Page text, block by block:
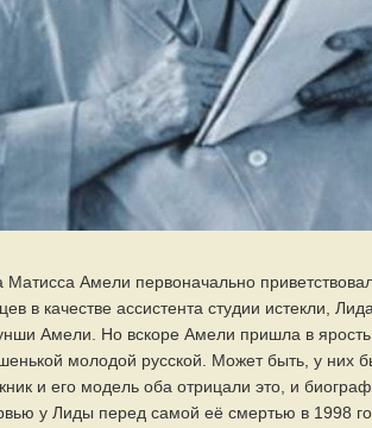
Амели первоначально
в качестве ассистента студии истекли,
Амели. Но вскоре Амели пришла в
молодой русской. Может быть, у них
и его модель оба отрицали это, и
у Лиды перед самой её смертью в 1998